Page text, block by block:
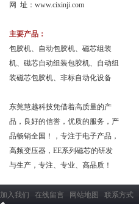
网 址：www.cixinji.com
主要产品：
包胶机、自动包胶机、磁芯组装
机、磁芯自动组装包胶机、自动组
装磁芯包胶机、非标自动化设备
东莞慧越科技凭借着高质量的产
品，良好的信誉，优质的服务，产
品畅销全国！，专注于电子产品，
高频变压器，EE系列磁芯的研发
与生产，专注、专业、高品质！
加入我们 在线留言 网站地图 联系方式